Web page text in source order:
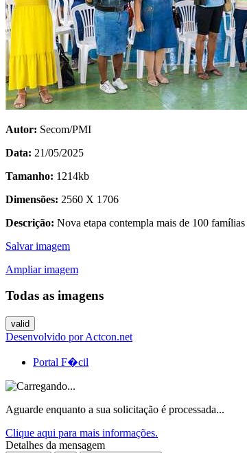
Autor: Secom/PMI
Data: 21/05/2025
Tamanho: 1214kb
Dimensões: 2560 X 1706
Descrição: Nova etapa contempla mais de 100
Salvar imagem
Ampliar imagem
Todas as imagens
Desenvolvido por Actcon.net
Portal F�cil
Aguarde enquanto a sua solicitação é processada...
Clique aqui para mais informações.
Detalhes da mensagem